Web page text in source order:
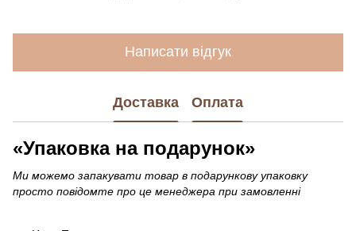
Написати відгук
Доставка Оплата
«Упаковка на подарунок»
Ми можемо запакувати товар в подарункову упаковку
просто повідомте про це менеджера при замовленні